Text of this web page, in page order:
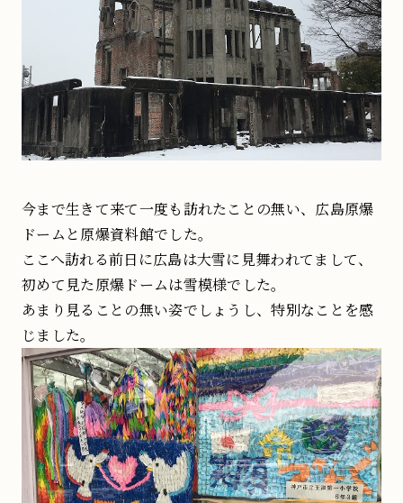
今まで生きて来て一度も訪れたことの無い、広島原爆
ドームと原爆資料館でした。
ここへ訪れる前日に広島は大雪に見舞われてまして、
初めて見た原爆ドームは雪模様でした。
あまり見ることの無い姿でしょうし、特別なことを感
じました。